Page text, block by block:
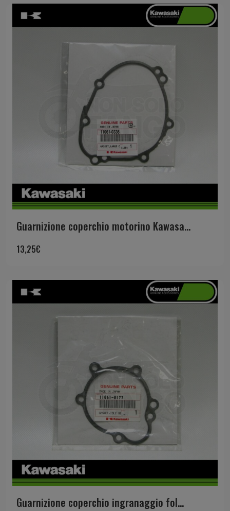
Guarnizione coperchio motorino Kawasa...
13,25€
Guarnizione coperchio ingranaggio fol...